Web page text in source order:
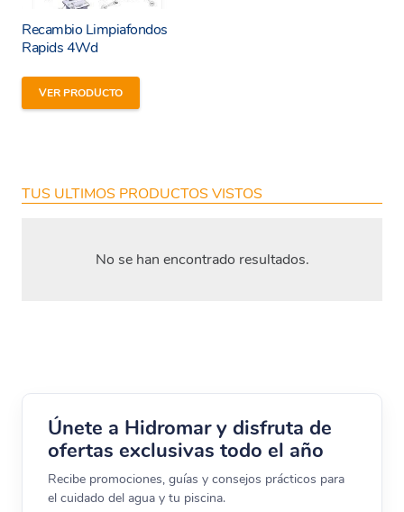
Recambio Limpiafondos
Rapids 4Wd
VER PRODUCTO
TUS ULTIMOS PRODUCTOS VISTOS
No se han encontrado resultados.
Únete a Hidromar y disfruta de
ofertas exclusivas todo el año
Recibe promociones, guías y consejos prácticos para
el cuidado del agua y tu piscina.